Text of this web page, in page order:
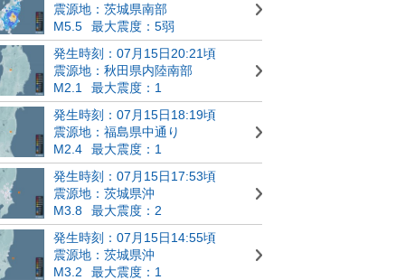
震源地：茨城県南部
M5.5
最大震度：5弱
発生時刻：07月15日20:21頃
震源地：秋田県内陸南部
M2.1
最大震度：1
発生時刻：07月15日18:19頃
震源地：福島県中通り
M2.4
最大震度：1
発生時刻：07月15日17:53頃
震源地：茨城県沖
M3.8
最大震度：2
発生時刻：07月15日14:55頃
震源地：茨城県沖
M3.2
最大震度：1